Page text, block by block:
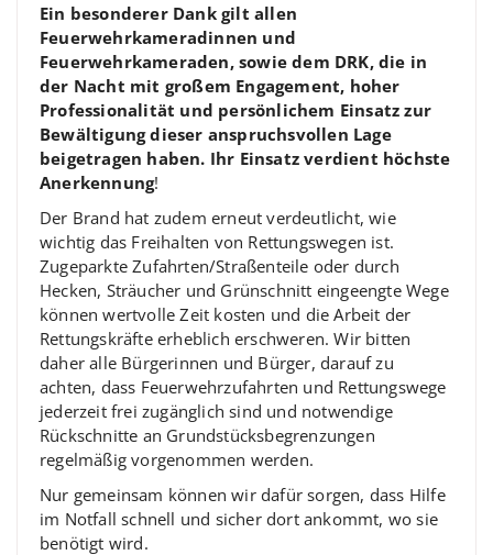
Ein besonderer Dank gilt allen
Feuerwehrkameradinnen und
Feuerwehrkameraden, sowie dem DRK, die in
der Nacht mit großem Engagement, hoher
Professionalität und persönlichem Einsatz zur
Bewältigung dieser anspruchsvollen Lage
beigetragen haben. Ihr Einsatz verdient höchste
Anerkennung!
Der Brand hat zudem erneut verdeutlicht, wie
wichtig das Freihalten von Rettungswegen ist.
Zugeparkte Zufahrten/Straßenteile oder durch
Hecken, Sträucher und Grünschnitt eingeengte Wege
können wertvolle Zeit kosten und die Arbeit der
Rettungskräfte erheblich erschweren. Wir bitten
daher alle Bürgerinnen und Bürger, darauf zu
achten, dass Feuerwehrzufahrten und Rettungswege
jederzeit frei zugänglich sind und notwendige
Rückschnitte an Grundstücksbegrenzungen
regelmäßig vorgenommen werden.
Nur gemeinsam können wir dafür sorgen, dass Hilfe
im Notfall schnell und sicher dort ankommt, wo sie
benötigt wird.